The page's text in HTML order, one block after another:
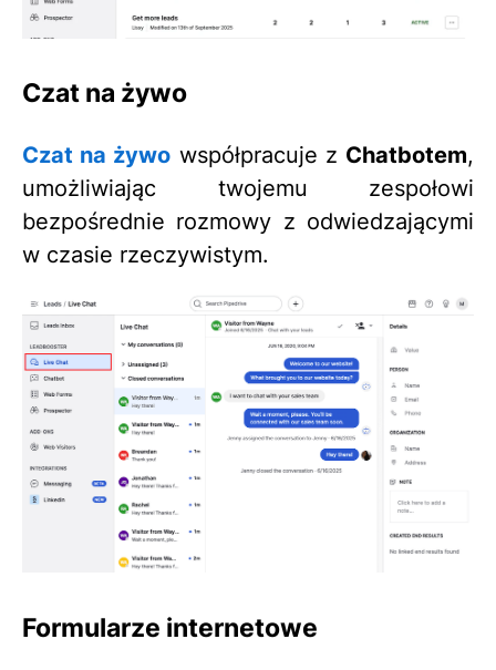
Czat na żywo
Czat na żywo współpracuje z Chatbotem,
umożliwiając twojemu zespołowi
bezpośrednie rozmowy z odwiedzającymi
w czasie rzeczywistym.
Formularze internetowe